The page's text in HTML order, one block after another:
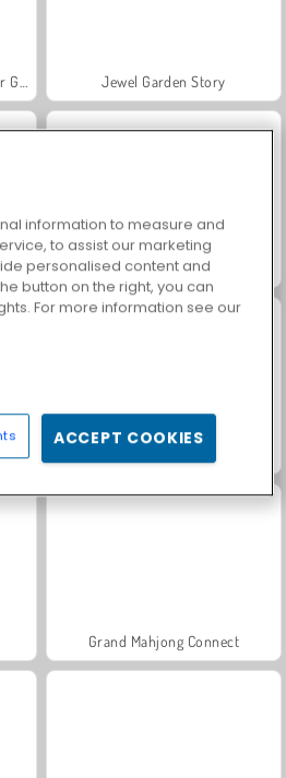
Jewel Garden Story
Masha and the Bear: Meadows
Grand Mahjong Connect
information to measure and
to assist our marketing
personalised content and
button on the right, you can
For more information see our
ACCEPT COOKIES